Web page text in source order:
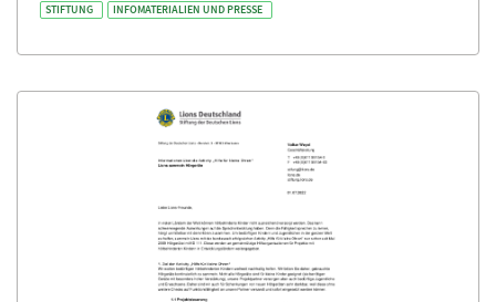
STIFTUNG INFOMATERIALIEN UND PRESSE